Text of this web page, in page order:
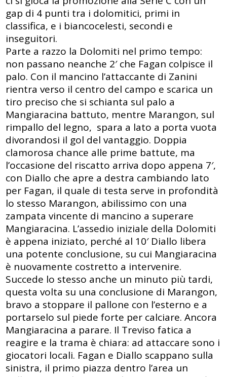
gap di 4 punti tra i dolomitici, primi in
classifica, e i biancocelesti, secondi e
inseguitori.
Parte a razzo la Dolomiti nel primo tempo:
non passano neanche 2′ che Fagan colpisce il
palo. Con il mancino l’attaccante di Zanini
rientra verso il centro del campo e scarica un
tiro preciso che si schianta sul palo a
Mangiaracina battuto, mentre Marangon, sul
rimpallo del legno, spara a lato a porta vuota
divorandosi il gol del vantaggio. Doppia
clamorosa chance alle prime battute, ma
l’occasione del riscatto arriva dopo appena 7′,
con Diallo che apre a destra cambiando lato
per Fagan, il quale di testa serve in profondità
lo stesso Marangon, abilissimo con una
zampata vincente di mancino a superare
Mangiaracina. L’assedio iniziale della Dolomiti
è appena iniziato, perché al 10′ Diallo libera
una potente conclusione, su cui Mangiaracina
è nuovamente costretto a intervenire.
Succede lo stesso anche un minuto più tardi,
questa volta su una conclusione di Marangon,
bravo a stoppare il pallone con l’esterno e a
portarselo sul piede forte per calciare. Ancora
Mangiaracina a parare. Il Treviso fatica a
reagire e la trama è chiara: ad attaccare sono i
giocatori locali. Fagan e Diallo scappano sulla
sinistra, il primo piazza dentro l’area un